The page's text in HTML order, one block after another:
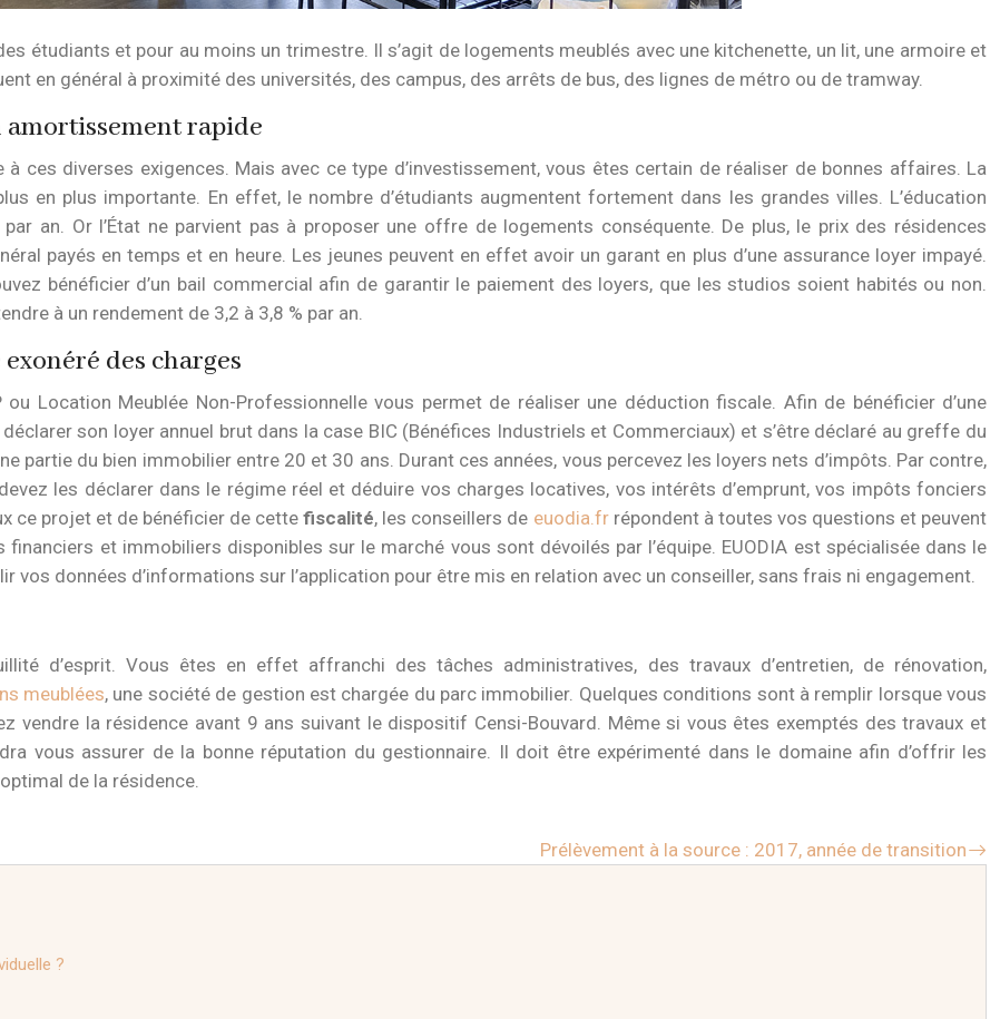
étudiants et pour au moins un trimestre. Il s’agit de logements meublés avec une kitchenette, un lit, une armoire et
en général à proximité des universités, des campus, des arrêts de bus, des lignes de métro ou de tramway.
rapide
à ces diverses exigences. Mais avec ce type d’investissement, vous êtes certain de réaliser de bonnes affaires. La
en plus importante. En effet, le nombre d’étudiants augmentent fortement dans les grandes villes. L’éducation
an. Or l’État ne parvient pas à proposer une offre de logements conséquente. De plus, le prix des résidences
payés en temps et en heure. Les jeunes peuvent en effet avoir un garant en plus d’une assurance loyer impayé.
bénéficier d’un bail commercial afin de garantir le paiement des loyers, que les studios soient habités ou non.
à un rendement de 3,2 à 3,8 % par an.
des charges
Location Meublée Non-Professionnelle vous permet de réaliser une déduction fiscale. Afin de bénéficier d’une
son loyer annuel brut dans la case BIC (Bénéfices Industriels et Commerciaux) et s’être déclaré au greffe du
partie du bien immobilier entre 20 et 30 ans. Durant ces années, vous percevez les loyers nets d’impôts. Par contre,
les déclarer dans le régime réel et déduire vos charges locatives, vos intérêts d’emprunt, vos impôts fonciers
ce projet et de bénéficier de cettefiscalité, les conseillers de euodia.frrépondent à toutes vos questions et peuvent
et immobiliers disponibles sur le marché vous sont dévoilés par l’équipe. EUODIA est spécialisée dans le
données d’informations sur l’application pour être mis en relation avec un conseiller, sans frais ni engagement.
d’esprit. Vous êtes en effet affranchi des tâches administratives, des travaux d’entretien, de rénovation,
meublées, une société de gestion est chargée du parc immobilier. Quelques conditions sont à remplir lorsque vous
vendre la résidence avant 9 ans suivant le dispositif Censi-Bouvard. Même si vous êtes exemptés des travaux et
vous assurer de la bonne réputation du gestionnaire. Il doit être expérimenté dans le domaine afin d’offrir les
de la résidence.
Prélèvement à la source : 2017, année de transition
?